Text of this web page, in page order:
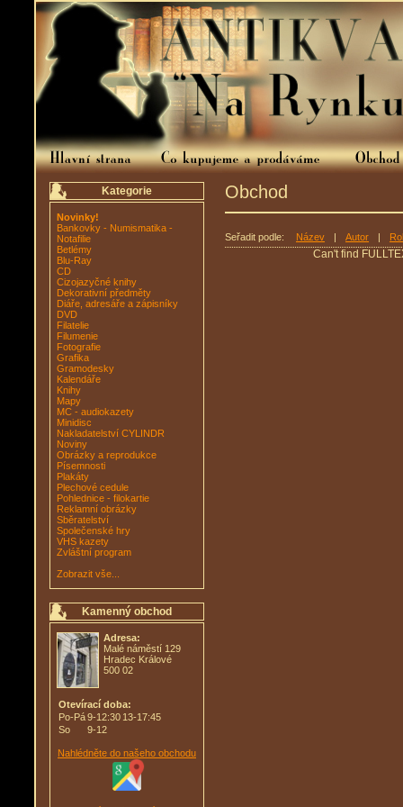
Kategorie
Novinky!
Bankovky - Numismatika -
Notafilie
Betlémy
Blu-Ray
CD
Cizojazyčné knihy
Dekorativní předměty
Diáře, adresáře a zápisníky
DVD
Filatelie
Filumenie
Fotografie
Grafika
Gramodesky
Kalendáře
Knihy
Mapy
MC - audiokazety
Minidisc
Nakladatelství CYLINDR
Noviny
Obrázky a reprodukce
Písemnosti
Plakáty
Plechové cedule
Pohlednice - filokartie
Reklamní obrázky
Sběratelství
Společenské hry
VHS kazety
Zvláštní program
Zobrazit vše...
Kamenný obchod
Adresa:
Malé náměstí 129
Hradec Králové
500 02
Otevírací doba:
Po-Pá9-12:30 13-17:45
So
9-12
Nahlédněte do našeho obchodu
Obchod
Seřadit podle: Název | Autor |
Can't find